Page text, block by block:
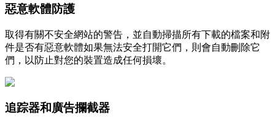
惡意軟體防護
取得有關不安全網站的警告，並自動掃描所有下載的檔案和附
件是否有惡意軟體如果無法安全打開它們，則會自動刪除它
們，以防止對您的裝置造成任何損壞。
追踪器和廣告攔截器